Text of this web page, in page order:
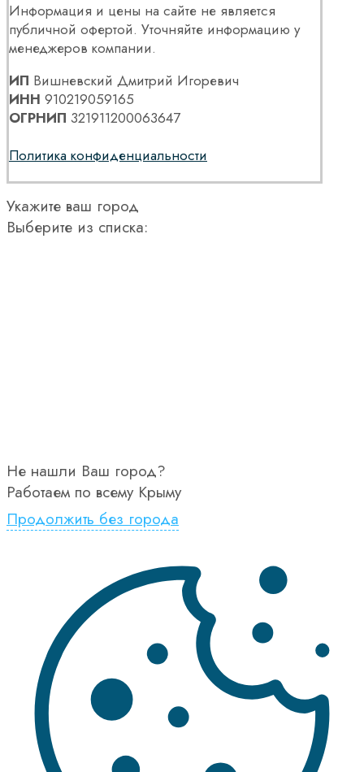
Информация и цены на сайте не является
публичной офертой. Уточняйте информацию у
менеджеров компании.
ИП Вишневский Дмитрий Игоревич
ИНН 910219059165
ОГРНИП 321911200063647
Политика конфиденциальности
Укажите ваш город
Выберите из списка:
Не нашли Ваш город?
Работаем по всему Крыму
Продолжить без города